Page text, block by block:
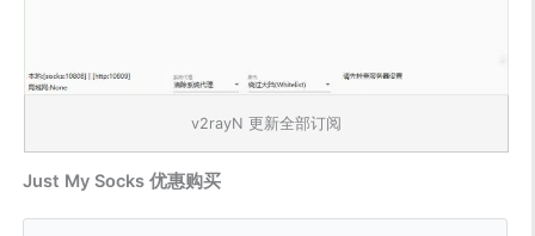
v2rayN 更新全部订阅
Just My Socks 优惠购买